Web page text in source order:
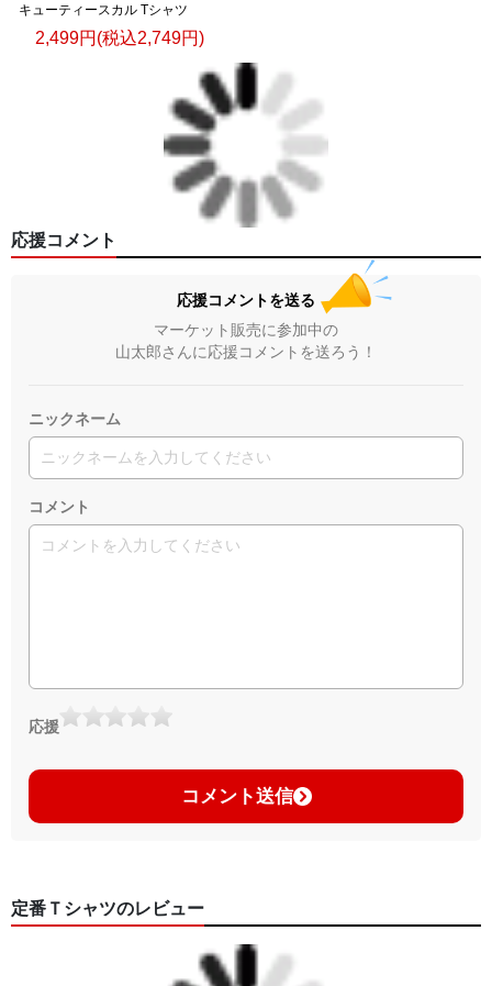
キューティースカル Tシャツ
2,499円(税込2,749円)
応援コメント
応援コメントを送る
マーケット販売に参加中の
山太郎さんに応援コメントを送ろう！
ニックネーム
コメント
応援
コメント送信
定番Ｔシャツのレビュー